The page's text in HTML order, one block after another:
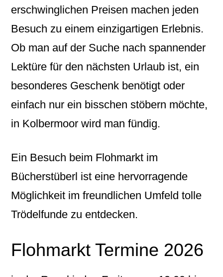
erschwinglichen Preisen machen jeden
Besuch zu einem einzigartigen Erlebnis.
Ob man auf der Suche nach spannender
Lektüre für den nächsten Urlaub ist, ein
besonderes Geschenk benötigt oder
einfach nur ein bisschen stöbern möchte,
in Kolbermoor wird man fündig.
Ein Besuch beim Flohmarkt im
Bücherstüberl ist eine hervorragende
Möglichkeit im freundlichen Umfeld tolle
Trödelfunde zu entdecken.
Flohmarkt Termine 2026